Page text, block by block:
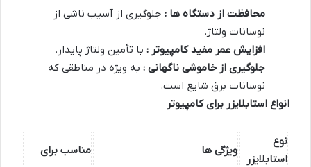
محافظت از دستگاه ها : جلوگیری از آسیب ناشی از
نوسانات ولتاژ.
افزایش عمر مفید کامپیوتر : با تأمین ولتاژ پایدار.
جلوگیری از خاموشی ناگهانی : به ویژه در مناطقی که
نوسانات برق شایع است.
انواع استابلایزر برای کامپیوتر
نوع
استابلایزر
ویژگی ها مناسب برای